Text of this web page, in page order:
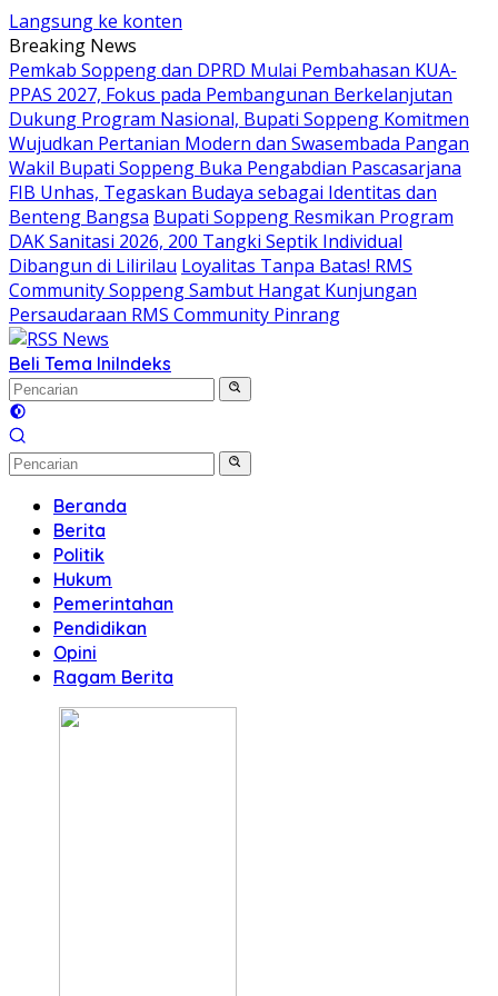
Langsung ke konten
Breaking News
Pemkab Soppeng dan DPRD Mulai Pembahasan KUA-
PPAS 2027, Fokus pada Pembangunan Berkelanjutan
Dukung Program Nasional, Bupati Soppeng Komitmen
Wujudkan Pertanian Modern dan Swasembada Pangan
Wakil Bupati Soppeng Buka Pengabdian Pascasarjana
FIB Unhas, Tegaskan Budaya sebagai Identitas dan
Benteng Bangsa Bupati Soppeng Resmikan Program
DAK Sanitasi 2026, 200 Tangki Septik Individual
Dibangun di Lilirilau Loyalitas Tanpa Batas! RMS
Community Soppeng Sambut Hangat Kunjungan
Persaudaraan RMS Community Pinrang
Beli Tema IniIndeks
Beranda
Berita
Politik
Hukum
Pemerintahan
Pendidikan
Opini
Ragam Berita